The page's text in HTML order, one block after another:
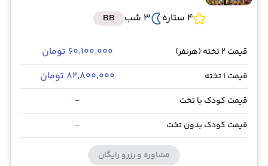
4 ستاره
3 شب BB
قیمت 2 تخته (هرنفر) ۶۰٬۱۰۰٬۰۰۰ تومان
قیمت 1 تخته ۸۲٬۸۰۰٬۰۰۰ تومان
قیمت کودک با تخت -
قیمت کودک بدون تخت -
مشاوره و رزرو رایگان